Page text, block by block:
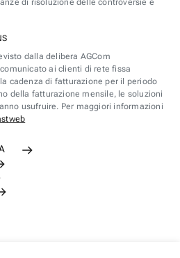
di risoluzione delle controversie è
dalla delibera AGCom
ai clienti di rete fissa
cadenza di fatturazione per il periodo
della fatturazione mensile, le soluzioni
usufruire. Per maggiori informazioni